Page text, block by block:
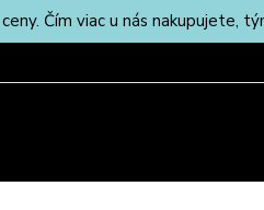
Čím viac u nás nakupujete,